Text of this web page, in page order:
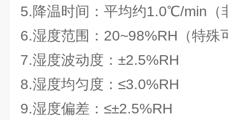
5.降温时间：平均约1.0℃/min（
6.湿度范围：20~98%RH（特殊
7.湿度波动度：±2.5%RH
8.湿度均匀度：≤3.0%RH
9.湿度偏差：≤±2.5%RH